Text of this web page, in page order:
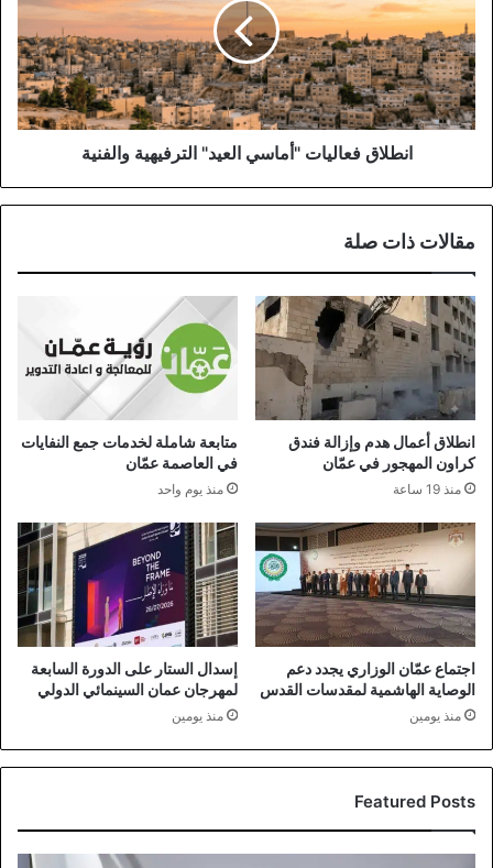
العيد"
الترفيهية
والفنية
انطلاق فعاليات "أماسي العيد" الترفيهية والفنية
مقالات ذات صلة
انطلاق أعمال هدم وإزالة فندق
كراون المهجور في عمّان
منذ 19 ساعة
متابعة شاملة لخدمات جمع النفايات
في العاصمة عمّان
منذ يوم واحد
اجتماع عمّان الوزاري يجدد دعم
الوصاية الهاشمية لمقدسات القدس
منذ يومين
إسدال الستار على الدورة السابعة
لمهرجان عمان السينمائي الدولي
منذ يومين
Featured Posts